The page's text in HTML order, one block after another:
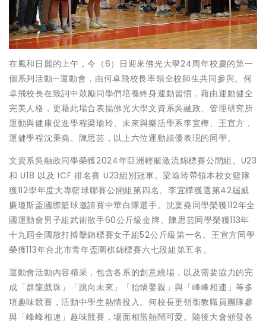
在風和日麗的上午，今（6）日迎來佛光大學24周年校慶的第一
個系列活動—運動會，由何卓飛校長率領全校師生共同參與。何
卓飛校長在致詞中鼓勵同學們培養終身運動習慣，藉由運動健全
完美人格，更藉此場合表揚佛光大學文資系吳融政、管理研究所
運動與健康促進學程梁瑜玲、未來與樂活學系李宜樺、王宣方，
運健學程沈秉堯、陳思芸，以上六位運動績優表現的同學。
文資系吳融政同學榮獲2024年亞洲輕艇激流錦標賽公開組。U23
和 U18 以及 ICF 排名賽 U23組別冠軍。梁瑜玲帶領本校女籃隊
獲112學年度大專籃球聯賽公開組第四名。李宜樺獲選第42屆威
廉瓊斯盃國際籃球邀請賽中華白隊選手。沈稟堯同學榮獲112年全
國運動會男子組武術散手60公斤級金牌。陳思芸同學榮獲113年
十九屆全國散打搏擊錦標賽女子組52公斤級第一名。王宣方同學
榮獲113年台北市青年盃圍棋錦標賽六七段組第五名。
運動會活動內容精采，包含各系的創意繞場，以及需要協力的完
成「群龍戲珠」「跳向未來」「抬轎娶親」與「峰峰相連」等多
項趣味競賽，活動中學生熱情投入。何校長更領銜教職員團隊參
與「峰峰相連」趣味競賽，場面相當熱鬧可愛。隨後大會頒發各